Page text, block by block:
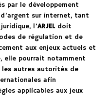
par le développement
sur internet, tant
l’ARJEL doit
de régulation et de
aux enjeux actuels et
elle pourrait notamment
les autres autorités de
afin
applicables aux jeux